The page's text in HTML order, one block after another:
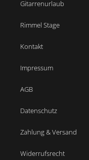
Gitarrenurlaub
Rimmel Stage
Kontakt
Impressum
AGB
Datenschutz
Zahlung & Versand
Widerrufsrecht